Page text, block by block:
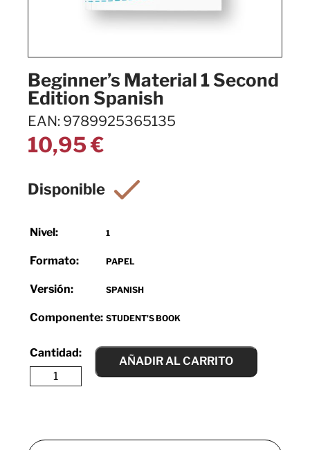
Beginner’s Material 1 Second
Edition Spanish
EAN: 9789925365135
10,95€
Nivel: 1
Formato: PAPEL
Versión: SPANISH
Componente: STUDENT'S BOOK
AÑADIR AL CARRITO